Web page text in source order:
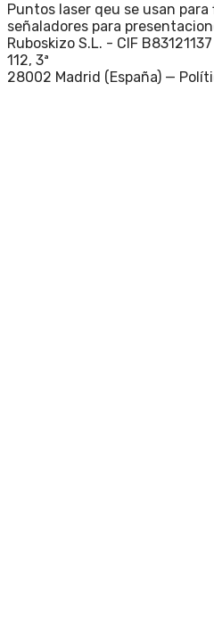
Puntos laser qeu se usan
señaladores para
Ruboskizo S.L. - CIF
112, 3ª
28002 Madrid (España) —